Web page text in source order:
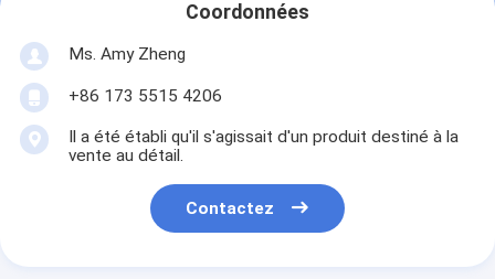
Coordonnées
Ms. Amy Zheng
+86 173 5515 4206
Il a été établi qu'il s'agissait d'un produit destiné à la
vente au détail.
Contactez